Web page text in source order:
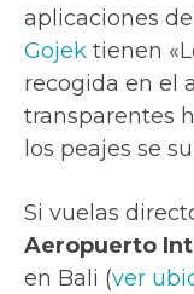
aplicaciones
Gojek tienen
recogida en el
transparentes
los peajes se
Si vuelas
Aeropuerto
en Bali (ver